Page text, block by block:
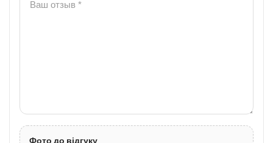
Фото до відгуку